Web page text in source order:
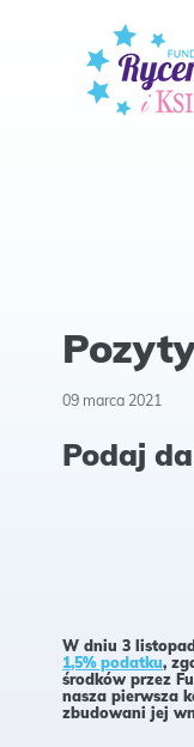
09 marca 2021
Podaj
W dniu 3
1,5% podatku,
środków przez
nasza pierwsza
zbudowani jej